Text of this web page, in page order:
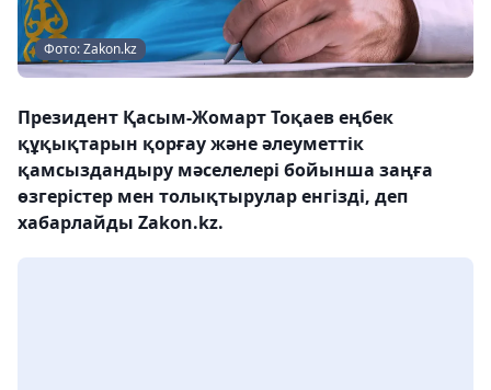
Фото: Zakon.kz
Президент Қасым-Жомарт Тоқаев еңбек
құқықтарын қорғау және әлеуметтік
қамсыздандыру мәселелері бойынша заңға
өзгерістер мен толықтырулар енгізді, деп
хабарлайды Zakon.kz.